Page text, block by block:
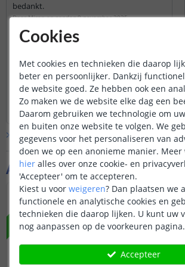
Aanvullende producten
NIEUW
bedankt.
Door Miran op zondag 9 november 2025
Onze profielen kunnen, met afdekkap
middels een ijzerzaag.
Bekijk hele antwoord
Door Levi op zondag 9 november 2025
Bekijk alle Vraag & antwoord
Cookies
Met cookies en technieken die daarop
beter en persoonlijker. Dankzij
de website goed. Ze hebben ook een
Zo maken we de website elke dag een
Daarom gebruiken we technologie om
en buiten onze website te volgen. We
gegevens voor het personaliseren van
doen we op een anonieme manier. Meer
hier alles over onze cookie- en
'Accepteer' om te accepteren.
Kiest u voor weigeren? Dan plaatsen we
functionele en analytische cookies en
technieken die daarop lijken. U kunt uw
nog aanpassen op de voorkeuren pagina.
Accepteer